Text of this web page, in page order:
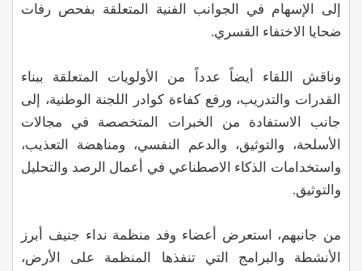
إلى الإسهام في الجوانب الفنية المتعلقة بفحص رفات
ضحايا الاختفاء القسري.
وناقش اللقاء أيضاً عدداً من الأولويات المتعلقة ببناء
القدرات والتدريب، ورفع كفاءة كوادر اللجنة الوطنية، إلى
جانب الاستفادة من الخبرات المتخصصة في مجالات
الأسلحة، والتوثيق، والدعم النفسي، ومناهضة التعذيب،
واستخدامات الذكاء الاصطناعي في أعمال الرصد والتحليل
والتوثيق.
من جانبهم، استعرض أعضاء وفد منظمة نداء جنيف أبرز
الأنشطة والبرامج التي تنفذها المنظمة على الأرض،